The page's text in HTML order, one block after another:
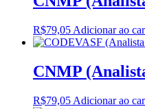
R$79,05 Adicionar ao
CNMP
R$79,05 Adicionar ao